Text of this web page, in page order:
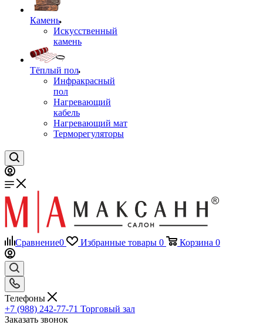
Камень
Искусственный
камень
Тёплый пол
Инфракрасный
пол
Нагревающий
кабель
Нагревающий мат
Терморегуляторы
Сравнение0 Избранные товары 0 Корзина 0
Телефоны
+7 (988) 242-77-71 Торговый зал
Заказать звонок